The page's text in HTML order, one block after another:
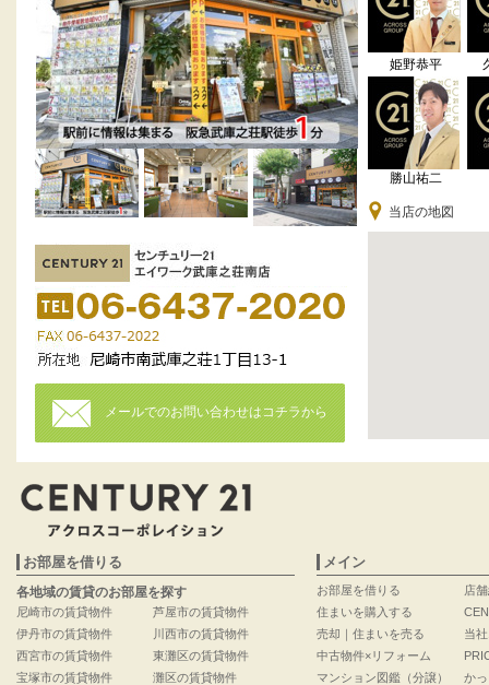
メールでのお問い合わせはコチラから
姫野恭平
勝山祐二
当店の地図
お部屋を借りる
各地域の賃貸のお部屋を探す
尼崎市の賃貸物件
伊丹市の賃貸物件
西宮市の賃貸物件
宝塚市の賃貸物件
芦屋市の賃貸物件
川西市の賃貸物件
東灘区の賃貸物件
灘区の賃貸物件
メイン
お部屋を借りる
住まいを購入する
売却｜住まいを売る
中古物件×リフォーム
マンション図鑑（分譲）
店
当
か